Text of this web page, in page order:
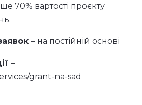
70% вартості проєкту
– на постійній основі
–
grant-na-sad